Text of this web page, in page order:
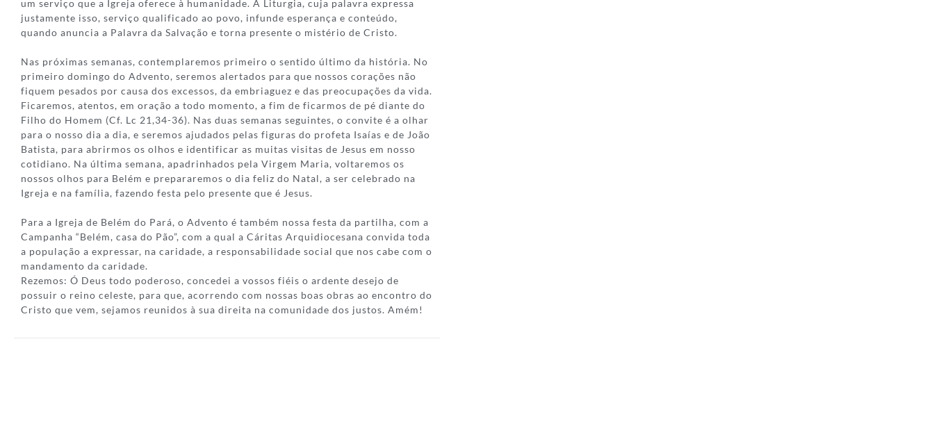
um serviço que a Igreja oferece à humanidade. A Liturgia, cuja palavra expressa
justamente isso, serviço qualificado ao povo, infunde esperança e conteúdo,
quando anuncia a Palavra da Salvação e torna presente o mistério de Cristo.
Nas próximas semanas, contemplaremos primeiro o sentido último da história. No
primeiro domingo do Advento, seremos alertados para que nossos corações não
fiquem pesados por causa dos excessos, da embriaguez e das preocupações da vida.
Ficaremos, atentos, em oração a todo momento, a fim de ficarmos de pé diante do
Filho do Homem (Cf. Lc 21,34-36). Nas duas semanas seguintes, o convite é a olhar
para o nosso dia a dia, e seremos ajudados pelas figuras do profeta Isaías e de João
Batista, para abrirmos os olhos e identificar as muitas visitas de Jesus em nosso
cotidiano. Na última semana, apadrinhados pela Virgem Maria, voltaremos os
nossos olhos para Belém e prepararemos o dia feliz do Natal, a ser celebrado na
Igreja e na família, fazendo festa pelo presente que é Jesus.
Para a Igreja de Belém do Pará, o Advento é também nossa festa da partilha, com a
Campanha “Belém, casa do Pão”, com a qual a Cáritas Arquidiocesana convida toda
a população a expressar, na caridade, a responsabilidade social que nos cabe com o
mandamento da caridade.
Rezemos: Ó Deus todo poderoso, concedei a vossos fiéis o ardente desejo de
possuir o reino celeste, para que, acorrendo com nossas boas obras ao encontro do
Cristo que vem, sejamos reunidos à sua direita na comunidade dos justos. Amém!